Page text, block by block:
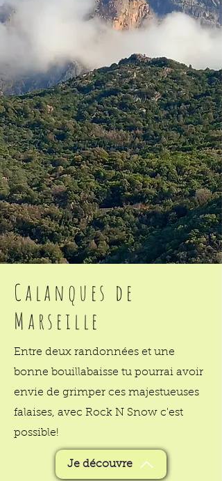
Calanques de
Marseille
Entre deux randonnées et une
bonne bouillabaisse tu pourrai avoir
envie de grimper ces majestueuses
falaises, avec Rock N Snow c'est
possible!
Je découvre